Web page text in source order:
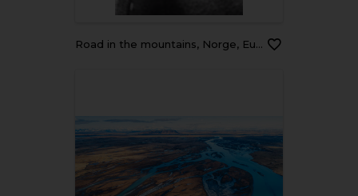
road in the mountains, Norge, Europa